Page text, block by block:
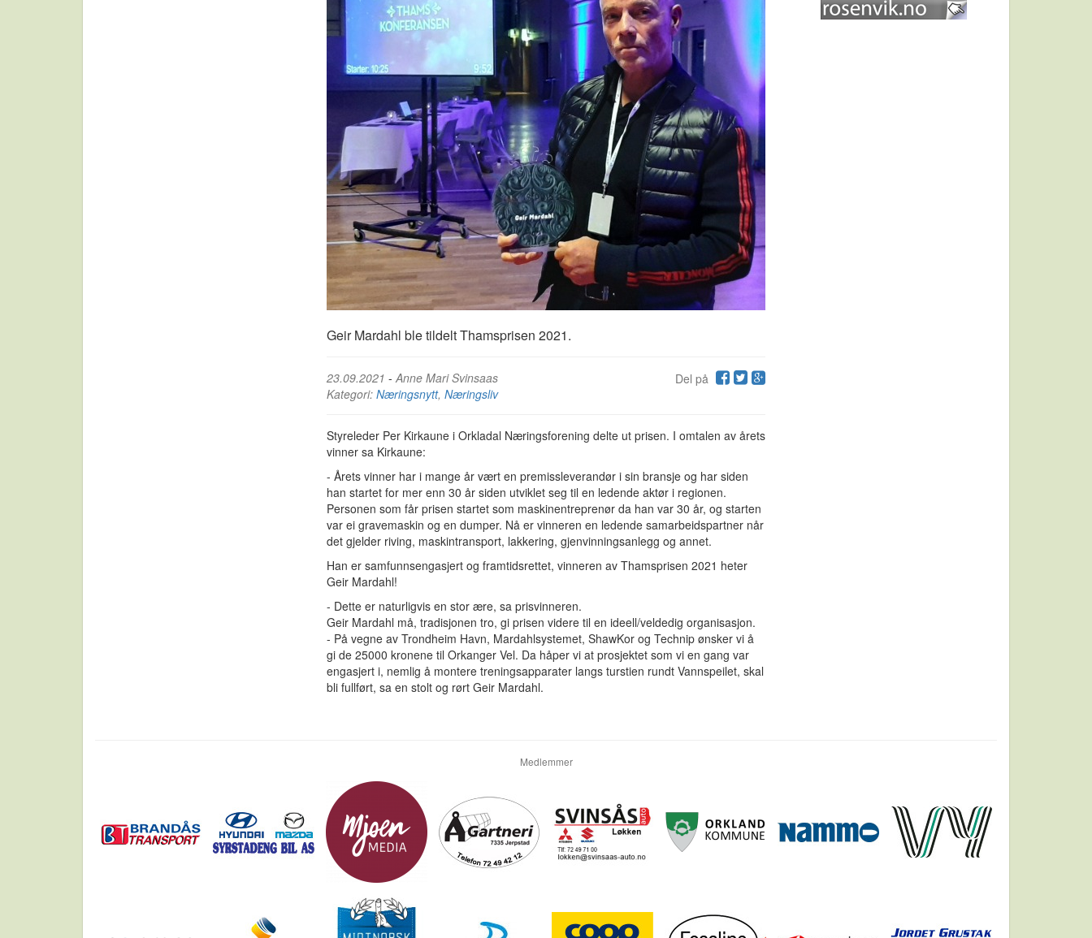
Geir Mardahl ble tildelt Thamsprisen 2021.
Del på
23.09.2021 -Anne Mari Svinsaas
Kategori: Næringsnytt, Næringsliv
Styreleder Per Kirkaune i Orkladal Næringsforening delte ut prisen. I omtalen av årets
vinner sa Kirkaune:
- Årets vinner har i mange år vært en premissleverandør i sin bransje og har siden
han startet for mer enn 30 år siden utviklet seg til en ledende aktør i regionen.
Personen som får prisen startet som maskinentreprenør da han var 30 år, og starten
var ei gravemaskin og en dumper. Nå er vinneren en ledende samarbeidspartner når
det gjelder riving, maskintransport, lakkering, gjenvinningsanlegg og annet.
Han er samfunnsengasjert og framtidsrettet, vinneren av Thamsprisen 2021 heter
Geir Mardahl!
- Dette er naturligvis en stor ære, sa prisvinneren.
Geir Mardahl må, tradisjonen tro, gi prisen videre til en ideell/veldedig organisasjon.
- På vegne av Trondheim Havn, Mardahlsystemet, ShawKor og Technip ønsker vi å
gi de 25000 kronene til Orkanger Vel. Da håper vi at prosjektet som vi en gang var
engasjert i, nemlig å montere treningsapparater langs turstien rundt Vannspeilet, skal
bli fullført, sa en stolt og rørt Geir Mardahl.
Medlemmer